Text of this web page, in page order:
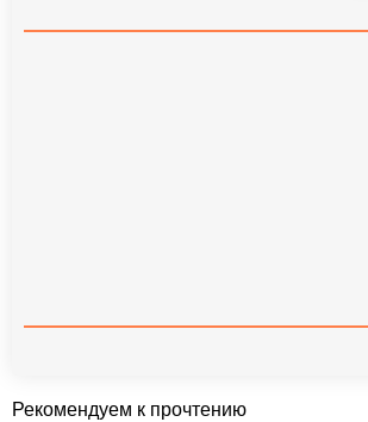
Рекомендуем к прочтению